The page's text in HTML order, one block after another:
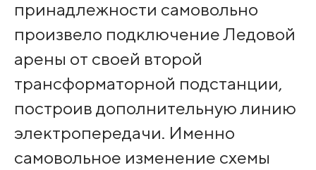
принадлежности самовольно
произвело подключение Ледовой
арены от своей второй
трансформаторной подстанции,
построив дополнительную линию
электропередачи. Именно
самовольное изменение схемы